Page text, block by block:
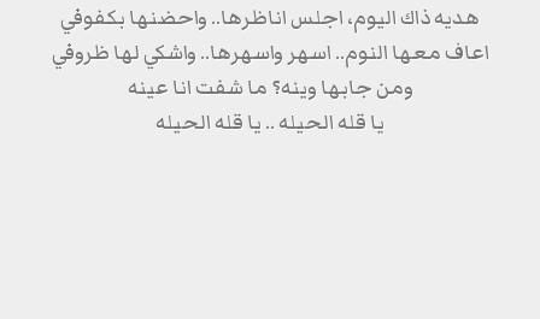
هديه ذاك اليوم، اجلس اناظرها.. واحضنها بكفوفي
اعاف معها النوم.. اسهر واسهرها.. واشكي لها ظروفي
ومن جابها وينه؟ ما شفت انا عينه
يا قله الحيله .. يا قله الحيله